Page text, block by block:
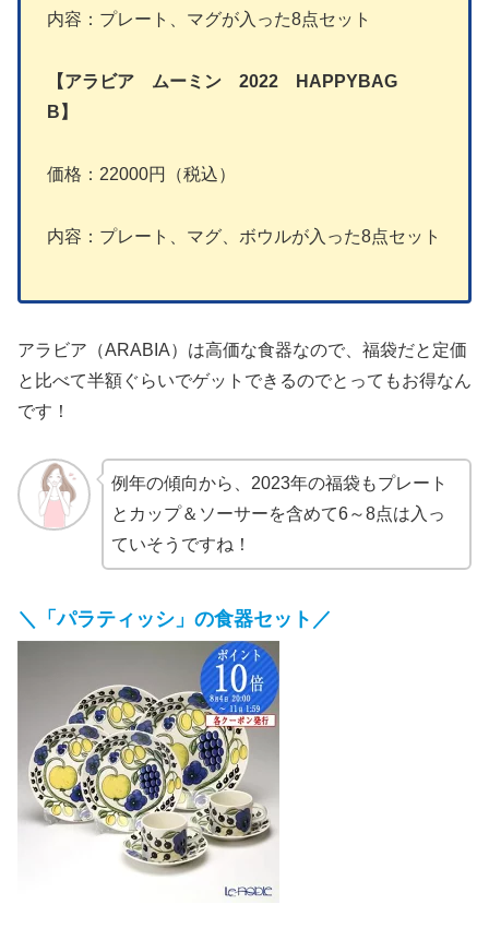
内容：プレート、マグが入った8点セット
【アラビア ムーミン 2022 HAPPYBAG
B】
価格：22000円（税込）
内容：プレート、マグ、ボウルが入った8点セット
アラビア（ARABIA）は高価な食器なので、福袋だと定価
と比べて半額ぐらいでゲットできるのでとってもお得なん
です！
例年の傾向から、2023年の福袋もプレート
とカップ＆ソーサーを含めて6～8点は入っ
ていそうですね！
＼「パラティッシ」の食器セット／